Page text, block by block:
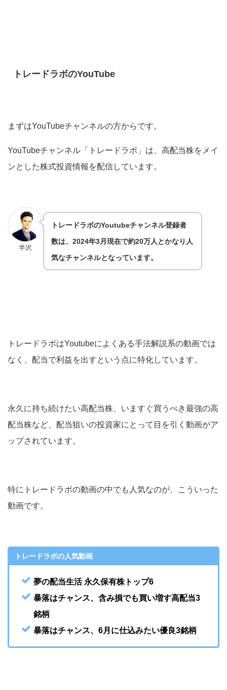
トレードラボのYouTube
まずはYouTubeチャンネルの方からです。
YouTubeチャンネル「トレードラボ」は、高配当株をメイ
ンとした株式投資情報を配信しています。
半沢
トレードラボのYoutubeチャンネル登録者
数は、2024年3月現在で約20万人とかなり人
気なチャンネルとなっています。
トレードラボはYoutubeによくある手法解説系の動画では
なく、配当で利益を出すという点に特化しています。
永久に持ち続けたい高配当株、いますぐ買うべき最強の高
配当株など、配当狙いの投資家にとって目を引く動画がア
ップされています。
特にトレードラボの動画の中でも人気なのが、こういった
動画です。
トレードラボの人気動画
夢の配当生活 永久保有株トップ6
暴落はチャンス、含み損でも買い増す高配当3
銘柄
暴落はチャンス、6月に仕込みたい優良3銘柄